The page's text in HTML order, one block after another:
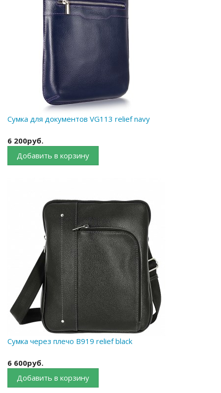
Сумка для документов VG113 relief navy
6 200руб.
Добавить в корзину
Сумка через плечо B919 relief black
6 600руб.
Добавить в корзину